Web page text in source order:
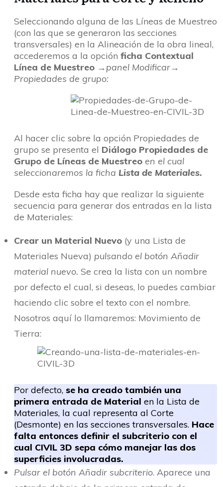
Seleccionando alguna de las Líneas de Muestreo
(con las que se generaron las secciones
transversales) en la Alineación de la obra lineal,
accederemos a la opción ficha Contextual
Línea de Muestreo →panel Modificar→
Propiedades de grupo:
Al hacer clic sobre la opción Propiedades de
grupo se presenta el Diálogo Propiedades de
Grupo de Líneas de Muestreo en el cual
seleccionaremos la ficha Lista de Materiales.
Desde esta ficha hay que realizar la siguiente
secuencia para generar dos entradas en la lista
de Materiales:
Crear un Material Nuevo (y una Lista de
Materiales Nueva) pulsando el botón Añadir
material nuevo. Se crea la lista con un nombre
por defecto el cual, si deseas, lo puedes cambiar
haciendo clic sobre el texto con el nombre.
Nosotros aquí lo llamaremos: Movimiento de
Tierra:
Por defecto, se ha creado también una
primera entrada de Material en la Lista de
Materiales, la cual representa al Corte
(Desmonte) en las secciones transversales. Hace
falta entonces definir el subcriterio con el
cual CIVIL 3D sepa cómo manejar las dos
superficies involucradas.
Pulsar el botón Añadir subcriterio. Aparece una